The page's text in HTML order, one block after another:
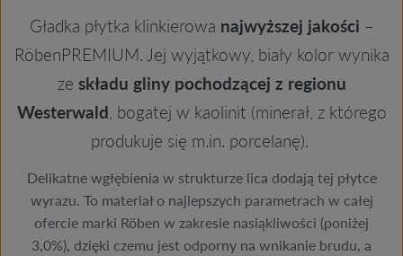
Gładka płytka klinkierowa najwyższej jakości –
RöbenPREMIUM. Jej wyjątkowy, biały kolor wynika
ze składu gliny pochodzącej z regionu
Westerwald, bogatej w kaolinit (minerał, z którego
produkuje się m.in. porcelanę).
Delikatne wgłębienia w strukturze lica dodają tej płytce
wyrazu. To materiał o najlepszych parametrach w całej
ofercie marki Röben w zakresie nasiąkliwości (poniżej
3,0%), dzięki czemu jest odporny na wnikanie brudu, a